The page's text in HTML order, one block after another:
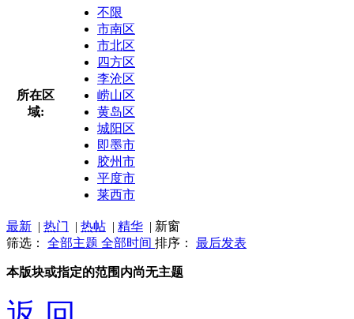
所在区
域:
不限
市南区
市北区
四方区
李沧区
崂山区
黄岛区
城阳区
即墨市
胶州市
平度市
莱西市
最新 | 热门 | 热帖 | 精华 | 新窗
筛选： 全部主题 全部时间 排序： 最后发表
本版块或指定的范围内尚无主题